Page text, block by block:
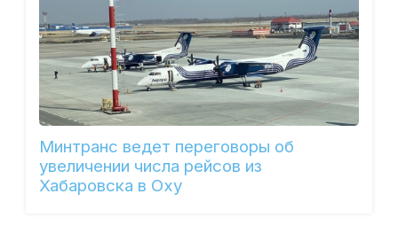
Минтранс ведет переговоры об
увеличении числа рейсов из
Хабаровска в Оху